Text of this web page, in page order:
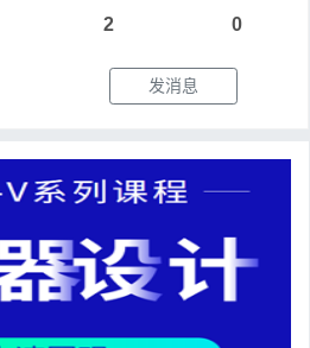
2
0
发消息